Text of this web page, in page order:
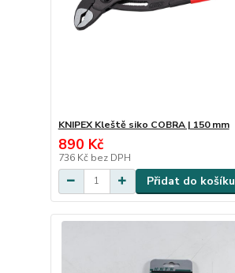
KNIPEX Kleště siko COBRA | 150 mm
890 Kč
736 Kč bez DPH
Přidat do košíku